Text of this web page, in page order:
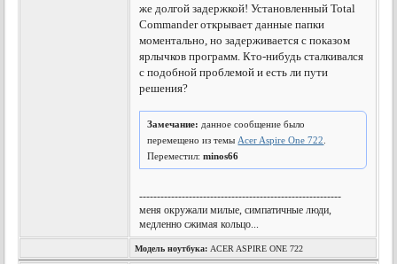
же долгой задержкой! Установленный Total
Commander открывает данные папки
моментально, но задерживается с показом
ярлычков программ. Кто-нибудь сталкивался
с подобной проблемой и есть ли пути
решения?
Замечание: данное сообщение было
перемещено из темы Acer Aspire One 722
Переместил:minos66
---------------------------------------------------------
меня окружали милые, симпатичные люди,
медленно сжимая кольцо...
Модель ноутбука: ACER ASPIRE ONE 722